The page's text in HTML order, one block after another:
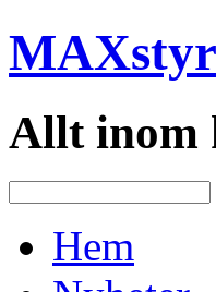
Allt inom
Hem